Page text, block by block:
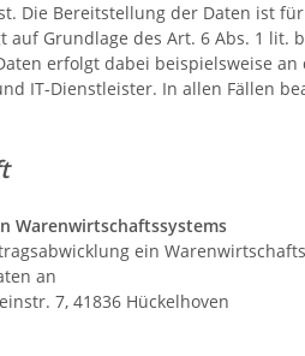
Die Bereitstellung der Daten ist
auf Grundlage des Art. 6 Abs. 1
erfolgt dabei beispielsweise
IT-Dienstleister. In allen Fällen
Warenwirtschaftssystems
ein
an
7, 41836 Hückelhoven